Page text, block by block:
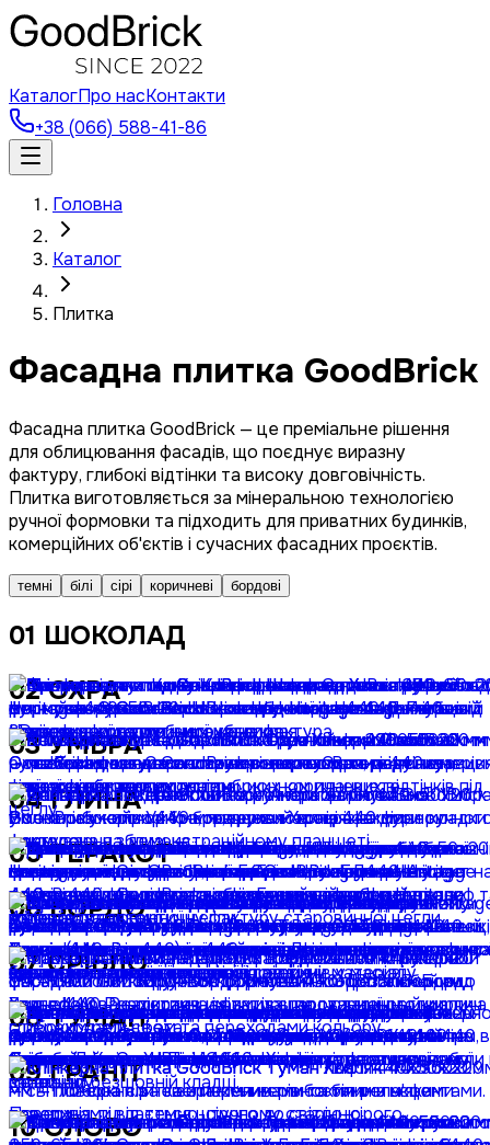
КаталогПро насКонтакти
+38 (066) 588-41-86
Головна
Каталог
Плитка
Фасадна плитка GoodBrick
Фасадна плитка GoodBrick — це преміальне рішення
для облицювання фасадів, що поєднує виразну
фактуру, глибокі відтінки та високу довговічність.
Плитка виготовляється за мінеральною технологією
ручної формовки та підходить для приватних будинків,
комерційних об'єктів і сучасних фасадних проєктів.
темні білі сірі коричневі бордові
01 ШОКОЛАД
02 ОХРА
03 УМБРА
04 ГЛИНА
05 ТЕРАКОТ
06 БОРДО
07 СРІБЛО
08 ТУМАН
09 ГРАНІТ
10 ОЛОВО